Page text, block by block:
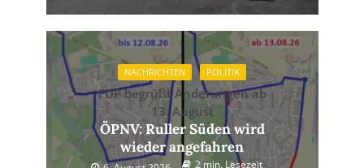
NACHRICHTEN POLITIK
FDP begrüßt Änderungen ab
13. August
ÖPNV: Ruller Süden wird
wieder angefahren
2 min. Lesezeit